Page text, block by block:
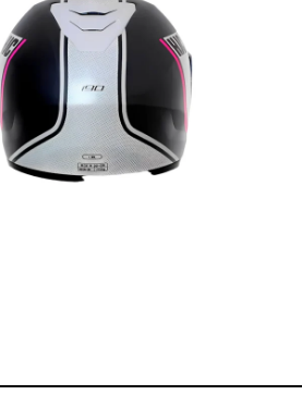
Veja em nossas lojas o estoque desse produto